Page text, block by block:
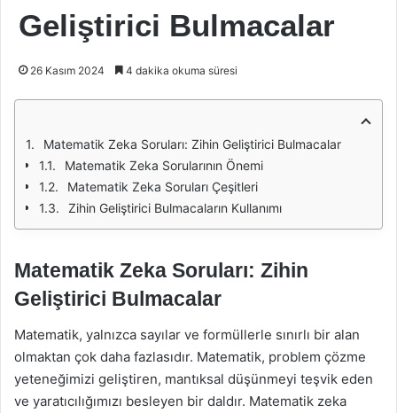
Geliştirici Bulmacalar
26 Kasım 2024 4 dakika okuma süresi
Matematik Zeka Soruları: Zihin Geliştirici Bulmacalar
Matematik Zeka Sorularının Önemi
Matematik Zeka Soruları Çeşitleri
Zihin Geliştirici Bulmacaların Kullanımı
Matematik Zeka Soruları: Zihin
Geliştirici Bulmacalar
Matematik, yalnızca sayılar ve formüllerle sınırlı bir alan
olmaktan çok daha fazlasıdır. Matematik, problem çözme
yeteneğimizi geliştiren, mantıksal düşünmeyi teşvik eden
ve yaratıcılığımızı besleyen bir daldır. Matematik zeka